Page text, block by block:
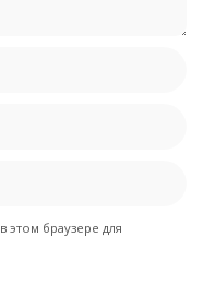
этом браузере для